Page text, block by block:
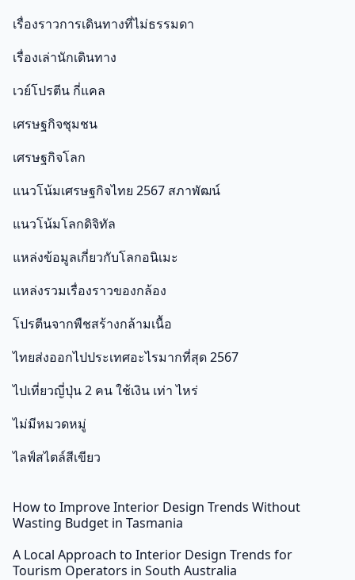
เรื่องราวการเดินทางที่ไม่ธรรมดา
เรื่องเล่านักเดินทาง
เวย์โปรตีน กี่แคล
เศรษฐกิจชุมชน
เศรษฐกิจโลก
แนวโน้มเศรษฐกิจไทย 2567 สภาพัฒน์
แนวโน้มโลกดิจิทัล
แหล่งข้อมูลเกี่ยวกับโลกอนิเมะ
แหล่งรวมเรื่องราวของกล้อง
โปรตีนจากพืชสร้างกล้ามเนื้อ
ไทยส่งออกไปประเทศอะไรมากที่สุด 2567
ไปเที่ยวญี่ปุ่น 2 คน ใช้เงิน เท่า ไหร่
ไม่มีหมวดหมู่
ไลฟ์สไตล์สีเขียว
How to Improve Interior Design Trends Without
Wasting Budget in Tasmania
A Local Approach to Interior Design Trends for
Tourism Operators in South Australia